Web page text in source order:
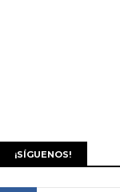
¡SÍGUENOS!